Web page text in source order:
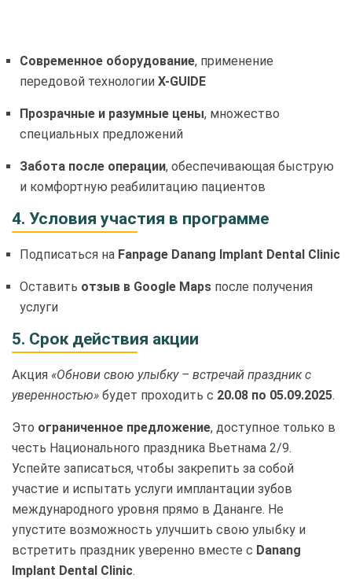
Современное оборудование, применение
передовой технологии X-GUIDE
Прозрачные и разумные цены, множество
специальных предложений
Забота после операции, обеспечивающая быструю
и комфортную реабилитацию пациентов
4. Условия участия в программе
Подписаться на Fanpage Danang Implant Dental Clinic
Оставить отзыв в Google Maps после получения
услуги
5. Срок действия акции
Акция «Обнови свою улыбку – встречай праздник с
уверенностью» будет проходить с 20.08 по 05.09.2025.
Это ограниченное предложение, доступное только в
честь Национального праздника Вьетнама 2/9.
Успейте записаться, чтобы закрепить за собой
участие и испытать услуги имплантации зубов
международного уровня прямо в Дананге. Не
упустите возможность улучшить свою улыбку и
встретить праздник уверенно вместе с Danang
Implant Dental Clinic.